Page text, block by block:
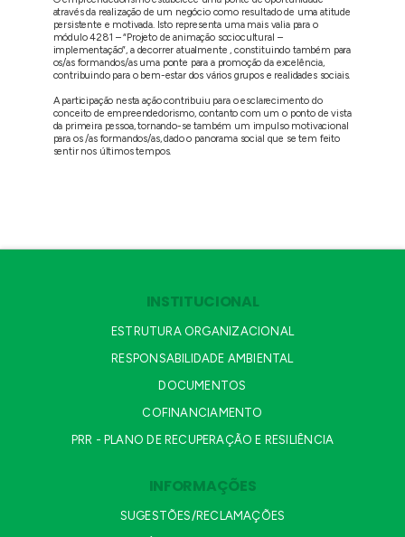
através da realização de um negócio como resultado de uma atitude
persistente e motivada. Isto representa uma mais valia para o
módulo 4281 – “Projeto de animação sociocultural –
implementação”, a decorrer atualmente , constituindo também para
os/as formandos/as uma ponte para a promoção da excelência,
contribuindo para o bem-estar dos vários grupos e realidades sociais.
A participação nesta ação contribuiu para o esclarecimento do
conceito de empreendedorismo, contanto com um o ponto de vista
da primeira pessoa, tornando-se também um impulso motivacional
para os /as formandos/as, dado o panorama social que se tem feito
sentir nos últimos tempos.
INSTITUCIONAL
ESTRUTURA ORGANIZACIONAL
RESPONSABILIDADE AMBIENTAL
DOCUMENTOS
COFINANCIAMENTO
PRR - PLANO DE RECUPERAÇÃO E RESILIÊNCIA
INFORMAÇÕES
SUGESTÕES/RECLAMAÇÕES